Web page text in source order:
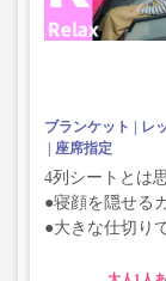
ブランケット レ
座席指定
4列シートとは
●寝顔を隠せる
●大きな仕切り
大人